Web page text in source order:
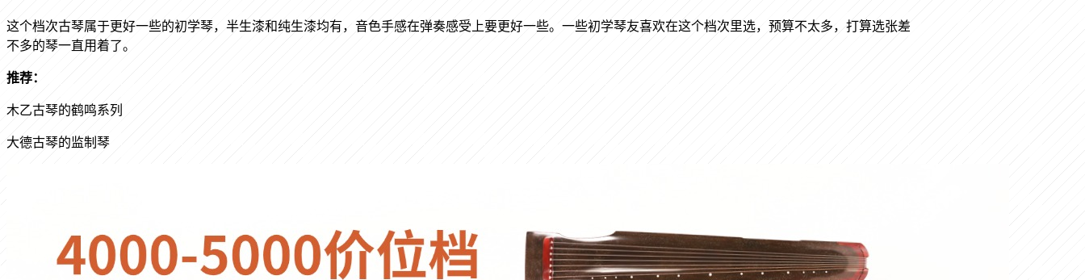
这个档次古琴属于更好一些的初学琴，半生漆和纯生漆均有，音色手感在弹奏感受上要更好一些。一些初学琴友喜欢在这个档次里选，预算不太多，打算选张差
不多的琴一直用着了。
推荐：
木乙古琴的鹤鸣系列
大德古琴的监制琴